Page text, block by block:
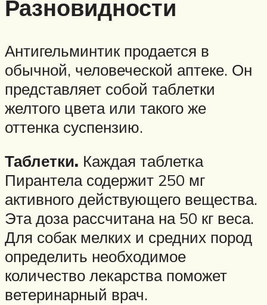
Разновидности
Антигельминтик продается в
обычной, человеческой аптеке. Он
представляет собой таблетки
желтого цвета или такого же
оттенка суспензию.
Таблетки. Каждая таблетка
Пирантела содержит 250 мг
активного действующего вещества.
Эта доза рассчитана на 50 кг веса.
Для собак мелких и средних пород
определить необходимое
количество лекарства поможет
ветеринарный врач.